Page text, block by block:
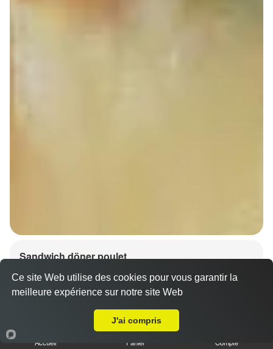
Sandwich döner poulet
Dès7.00 €
Accueil Panier Compte
Ce site Web utilise des cookies pour vous garantir la
meilleure expérience sur notre site Web
J'ai compris